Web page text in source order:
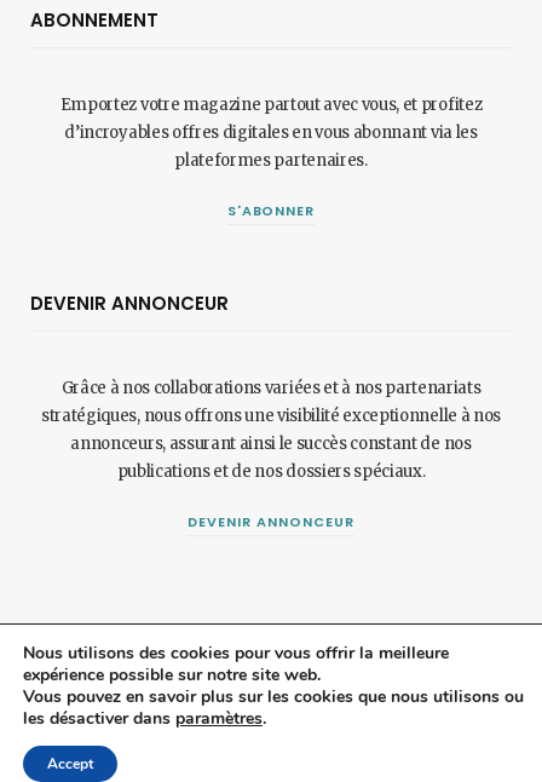
ABONNEMENT
Emportez votre magazine partout avec vous, et profitez
d’incroyables offres digitales en vous abonnant via les
plateformes partenaires.
S'ABONNER
DEVENIR ANNONCEUR
Grâce à nos collaborations variées et à nos partenariats
stratégiques, nous offrons une visibilité exceptionnelle à nos
annonceurs, assurant ainsi le succès constant de nos
publications et de nos dossiers spéciaux.
DEVENIR ANNONCEUR
© 2024 Maisonetjardinmagazine.fr. Mentions légalesetpolitique de
confidentialité
Nous utilisons des cookies pour vous offrir la meilleure
expérience possible sur notre site web.
Vous pouvez en savoir plus sur les cookies que nous utilisons ou
les désactiver dans paramètres.
Accept